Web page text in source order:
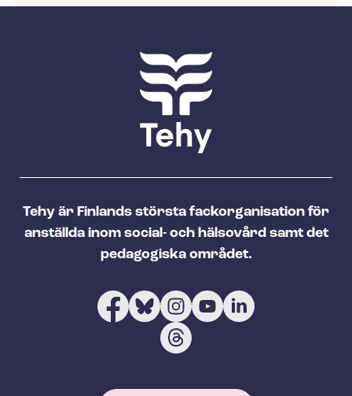
Tehy är Finlands största fackorganisation för
anställda inom social- och hälsovård samt det
pedagogiska området.